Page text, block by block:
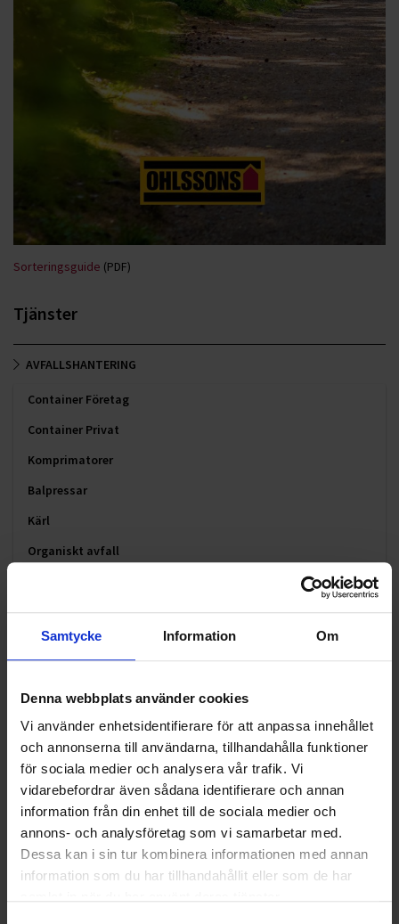
Samtycke Information Om
Denna webbplats använder cookies
Vi använder enhetsidentifierare för att anpassa innehållet
och annonserna till användarna, tillhandahålla funktioner
för sociala medier och analysera vår trafik. Vi
vidarebefordrar även sådana identifierare och annan
information från din enhet till de sociala medier och
annons- och analysföretag som vi samarbetar med.
Dessa kan i sin tur kombinera informationen med annan
information som du har tillhandahållit eller som de har
Sorteringsguide (PDF)
Tjänster
AVFALLSHANTERING
Container Företag
Container Privat
Komprimatorer
Balpressar
Kärl
Organiskt avfall
Storsäck
Hushållsavfall
FARLIGT AVFALL
KRANBILSTJÄNSTER
LOGISTIK OCH TRANSPORT
MARK OCH ENTREPRENAD